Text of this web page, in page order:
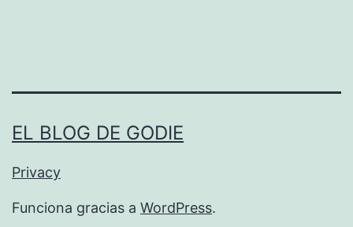
EL BLOG DE GODIE
Privacy
Funciona gracias a WordPress.